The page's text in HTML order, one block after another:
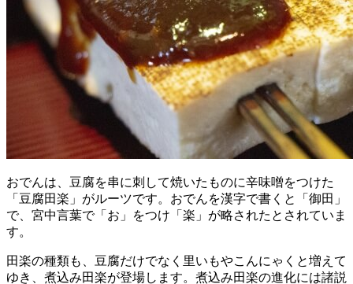
おでんは、豆腐を串に刺して焼いたものに辛味噌をつけた
「豆腐田楽」がルーツです。おでんを漢字で書くと「御田」
で、宮中言葉で「お」をつけ「楽」が略されたとされていま
す。
田楽の種類も、豆腐だけでなく里いもやこんにゃくと増えて
ゆき、煮込み田楽が登場します。煮込み田楽の進化には諸説